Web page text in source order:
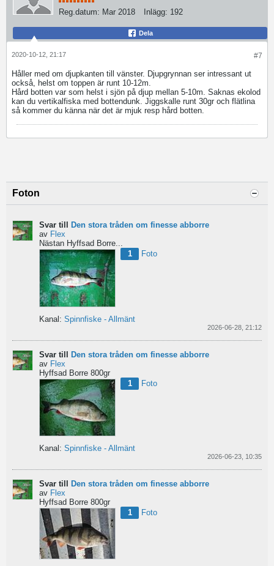
Reg.datum: Mar 2018 Inlägg: 192
Dela
#7
2020-10-12, 21:17
Håller med om djupkanten till vänster. Djupgrynnan ser intressant ut
också, helst om toppen är runt 10-12m.
Hård botten var som helst i sjön på djup mellan 5-10m. Saknas ekolod
kan du vertikalfiska med bottendunk. Jiggskalle runt 30gr och flätlina
så kommer du känna när det är mjuk resp hård botten.
Foton
Svar till
Den stora tråden om finesse abborre
av Flex
Nästan Hyffsad Borre...
1
Foto
Kanal: Spinnfiske - Allmänt
2026-06-28, 21:12
Svar till Den stora tråden om finesse abborre
av Flex
Hyffsad Borre 800gr
1
Foto
Kanal: Spinnfiske - Allmänt
2026-06-23, 10:35
Svar till
Den stora tråden om finesse abborre
av Flex
Hyffsad Borre 800gr
1
Foto